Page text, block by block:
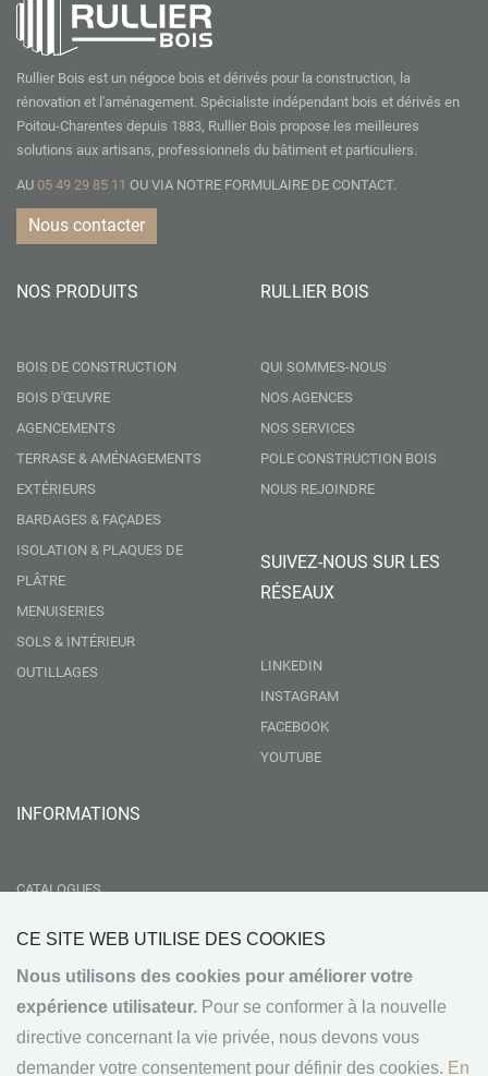
CE SITE WEB UTILISE DES COOKIES
Nous utilisons des cookies pour améliorer votre
expérience utilisateur. Pour se conformer à la nouvelle
directive concernant la vie privée, nous devons vous
demander votre consentement pour définir des cookies. En
Rullier Bois est un négoce bois et dérivés pour la construction, la
rénovation et l'aménagement. Spécialiste indépendant bois et dérivés en
Poitou-Charentes depuis 1883, Rullier Bois propose les meilleures
solutions aux artisans, professionnels du bâtiment et particuliers.
AU 05 49 29 85 11 OU VIA NOTRE FORMULAIRE DE CONTACT.
Nous contacter
NOS PRODUITS
BOIS DE CONSTRUCTION
BOIS D'ŒUVRE
AGENCEMENTS
TERRASE & AMÉNAGEMENTS
EXTÉRIEURS
BARDAGES & FAÇADES
ISOLATION & PLAQUES DE
PLÂTRE
MENUISERIES
SOLS & INTÉRIEUR
OUTILLAGES
RULLIER BOIS
QUI SOMMES-NOUS
NOS AGENCES
NOS SERVICES
POLE CONSTRUCTION BOIS
NOUS REJOINDRE
SUIVEZ-NOUS SUR LES
RÉSEAUX
LINKEDIN
INSTAGRAM
FACEBOOK
YOUTUBE
INFORMATIONS
CATALOGUES
RSE
GROUPEMENT NEBOPAN
NOS VALEURS
CONDITIONS GÉNÉRALES DE VENTE
MENTIONS LÉGALES